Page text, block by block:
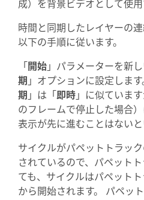
時間と同期したレイヤーの
以下の手順に従います。
「開始」パラメーターを新
期 」オプションに設定しま
期 」は「即時」に似ていま
のフレームで停止した場合
表示が先に進むことはないと
サイクルがパペットトラッ
されているので、パペット
ても、サイクルはパペット
から開始されます。 パペッ